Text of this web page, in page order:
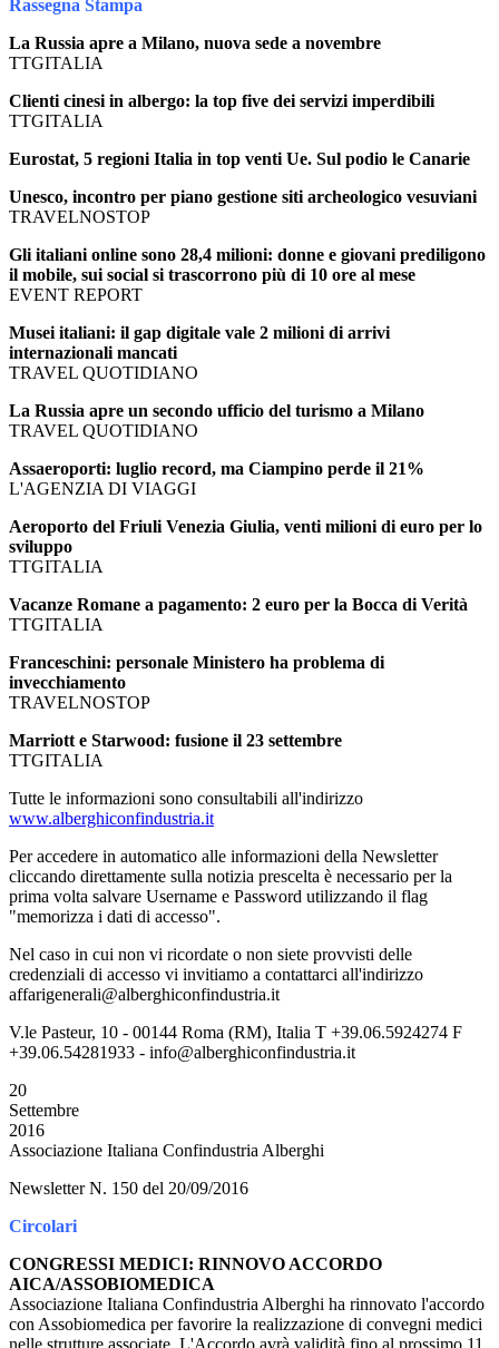
Rassegna Stampa
La Russia apre a Milano, nuova sede a novembre
TTGITALIA
Clienti cinesi in albergo: la top five dei servizi imperdibili
TTGITALIA
Eurostat, 5 regioni Italia in top venti Ue. Sul podio le Canarie
Unesco, incontro per piano gestione siti archeologico vesuviani
TRAVELNOSTOP
Gli italiani online sono 28,4 milioni: donne e giovani prediligono
il mobile, sui social si trascorrono più di 10 ore al mese
EVENT REPORT
Musei italiani: il gap digitale vale 2 milioni di arrivi
internazionali mancati
TRAVEL QUOTIDIANO
La Russia apre un secondo ufficio del turismo a Milano
TRAVEL QUOTIDIANO
Assaeroporti: luglio record, ma Ciampino perde il 21%
L'AGENZIA DI VIAGGI
Aeroporto del Friuli Venezia Giulia, venti milioni di euro per lo
sviluppo
TTGITALIA
Vacanze Romane a pagamento: 2 euro per la Bocca di Verità
TTGITALIA
Franceschini: personale Ministero ha problema di
invecchiamento
TRAVELNOSTOP
Marriott e Starwood: fusione il 23 settembre
TTGITALIA
Tutte le informazioni sono consultabili all'indirizzo
www.alberghiconfindustria.it
Per accedere in automatico alle informazioni della Newsletter
cliccando direttamente sulla notizia prescelta è necessario per la
prima volta salvare Username e Password utilizzando il flag
"memorizza i dati di accesso".
Nel caso in cui non vi ricordate o non siete provvisti delle
credenziali di accesso vi invitiamo a contattarci all'indirizzo
affarigenerali@alberghiconfindustria.it
V.le Pasteur, 10 - 00144 Roma (RM), Italia T +39.06.5924274 F
+39.06.54281933 - info@alberghiconfindustria.it
20
Settembre
2016
Associazione Italiana Confindustria Alberghi
Newsletter N. 150 del 20/09/2016
Circolari
CONGRESSI MEDICI: RINNOVO ACCORDO
AICA/ASSOBIOMEDICA
Associazione Italiana Confindustria Alberghi ha rinnovato l'accordo
con Assobiomedica per favorire la realizzazione di convegni medici
nelle strutture associate. L'Accordo avrà validità fino al prossimo 11